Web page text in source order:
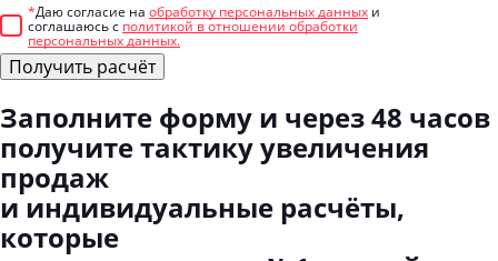
*Даю согласие на обработку персональных данных и
соглашаюсь с политикой в отношении обработки
персональных данных.
Получить расчёт
Заполните форму и через 48 часов
получите тактику увеличения
продаж
и индивидуальные расчёты,
которые